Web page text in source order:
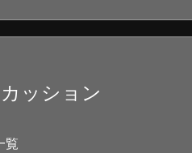
ッション
覧